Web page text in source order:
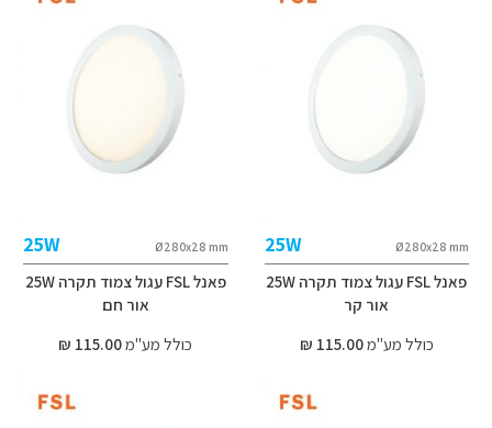
Ø280x28 mm
25W
פאנל FSL עגול צמוד תקרה 25W
אור קר
כולל מע"מ115.00 ₪
Ø280x28 mm
25W
פאנל FSL עגול צמוד תקרה 25W
אור חם
כולל מע"מ115.00 ₪